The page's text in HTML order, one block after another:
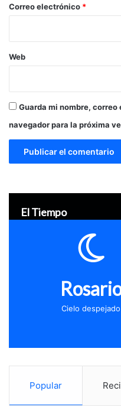
*
Correo electrónico *
Web
Guarda mi nombre,
navegador para la próxima
El Tiempo
Cielo despejado
Popular